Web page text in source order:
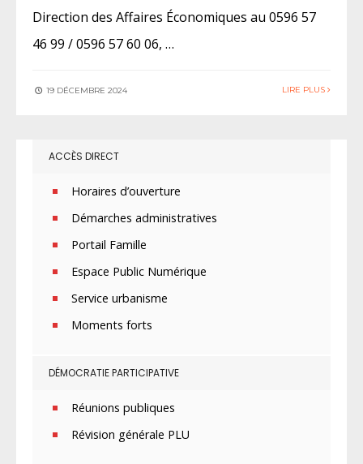
Direction des Affaires Économiques au 0596 57
46 99 / 0596 57 60 06, …
19 DÉCEMBRE 2024 LIRE PLUS
ACCÈS DIRECT
Horaires d’ouverture
Démarches administratives
Portail Famille
Espace Public Numérique
Service urbanisme
Moments forts
DÉMOCRATIE PARTICIPATIVE
Réunions publiques
Révision générale PLU